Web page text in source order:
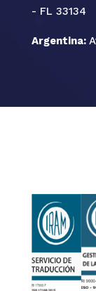
- FL 33134
Argentina: